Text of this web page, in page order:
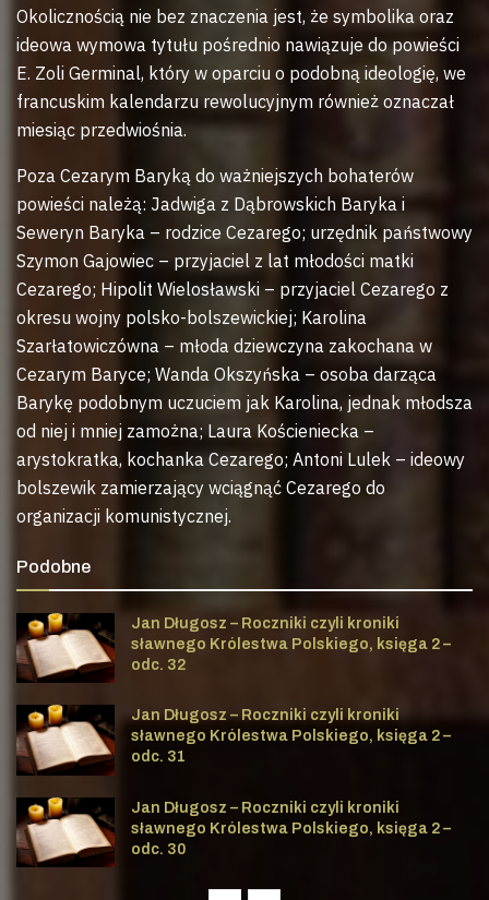
Okolicznością nie bez znaczenia jest, że symbolika oraz
ideowa wymowa tytułu pośrednio nawiązuje do powieści
E. Zoli Germinal, który w oparciu o podobną ideologię, we
francuskim kalendarzu rewolucyjnym również oznaczał
miesiąc przedwiośnia.
Poza Cezarym Baryką do ważniejszych bohaterów
powieści należą: Jadwiga z Dąbrowskich Baryka i
Seweryn Baryka – rodzice Cezarego; urzędnik państwowy
Szymon Gajowiec – przyjaciel z lat młodości matki
Cezarego; Hipolit Wielosławski – przyjaciel Cezarego z
okresu wojny polsko-bolszewickiej; Karolina
Szarłatowiczówna – młoda dziewczyna zakochana w
Cezarym Baryce; Wanda Okszyńska – osoba darząca
Barykę podobnym uczuciem jak Karolina, jednak młodsza
od niej i mniej zamożna; Laura Kościeniecka –
arystokratka, kochanka Cezarego; Antoni Lulek – ideowy
bolszewik zamierzający wciągnąć Cezarego do
organizacji komunistycznej.
Podobne
Jan Długosz – Roczniki czyli kroniki
sławnego Królestwa Polskiego, księga 2 –
odc. 32
Jan Długosz – Roczniki czyli kroniki
sławnego Królestwa Polskiego, księga 2 –
odc. 31
Jan Długosz – Roczniki czyli kroniki
sławnego Królestwa Polskiego, księga 2 –
odc. 30